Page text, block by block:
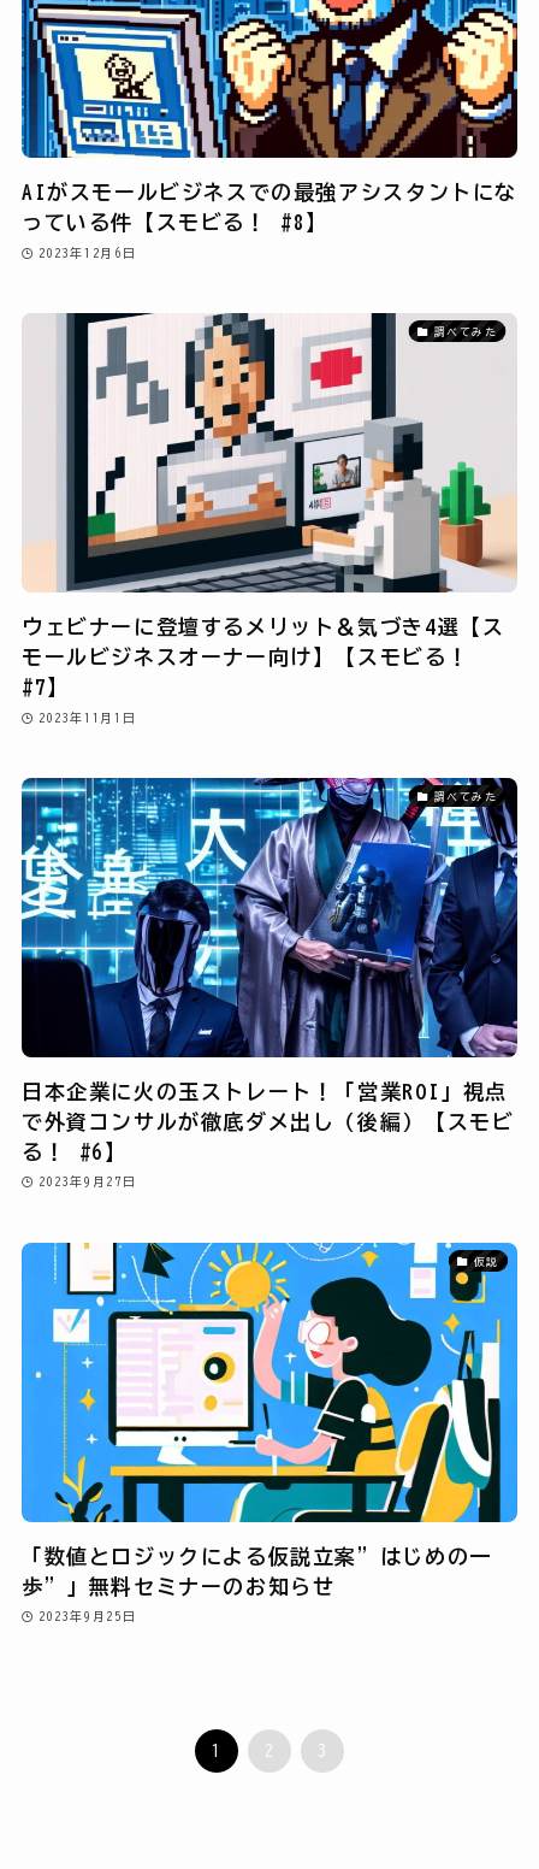
AIがスモールビジネスでの最強アシスタントにな
っている件【スモビる！ #8】
2023年12月6日
調べてみた
ウェビナーに登壇するメリット＆気づき4選【ス
モールビジネスオーナー向け】【スモビる！
#7】
2023年11月1日
調べてみた
日本企業に火の玉ストレート！「営業ROI」視点
で外資コンサルが徹底ダメ出し（後編）【スモビ
る！ #6】
2023年9月27日
仮説
「数値とロジックによる仮説立案”はじめの一
歩”」無料セミナーのお知らせ
2023年9月25日
1 2 3